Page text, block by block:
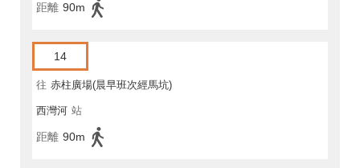
距離 90m
14
往 赤柱廣場(晨早班次經馬坑)
西灣河 站
距離 90m